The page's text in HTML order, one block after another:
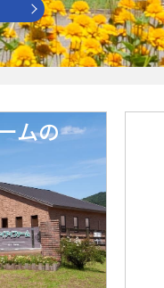
ムの